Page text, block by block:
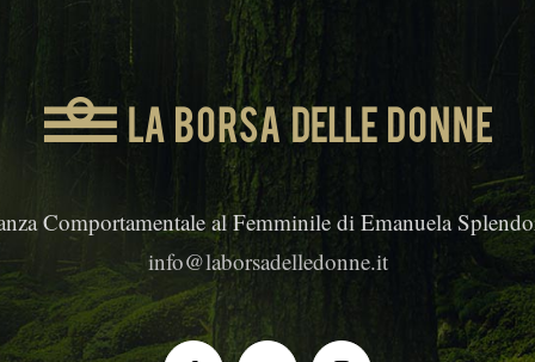
Comportamentale al Femminile di Emanuela
info@laborsadelledonne.it